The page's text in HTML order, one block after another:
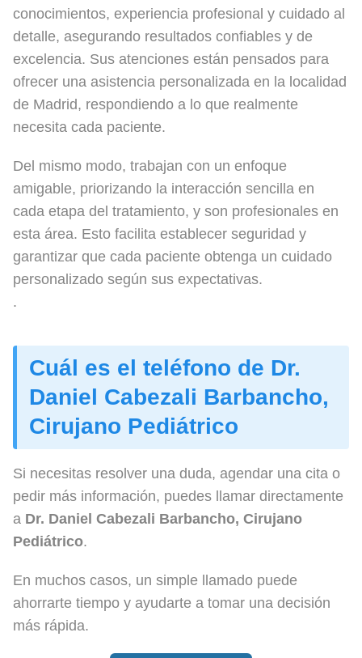
conocimientos, experiencia profesional y cuidado al
detalle, asegurando resultados confiables y de
excelencia. Sus atenciones están pensados para
ofrecer una asistencia personalizada en la localidad
de Madrid, respondiendo a lo que realmente
necesita cada paciente.
Del mismo modo, trabajan con un enfoque
amigable, priorizando la interacción sencilla en
cada etapa del tratamiento, y son profesionales en
esta área. Esto facilita establecer seguridad y
garantizar que cada paciente obtenga un cuidado
personalizado según sus expectativas.
.
Cuál es el teléfono de Dr.
Daniel Cabezali Barbancho,
Cirujano Pediátrico
Si necesitas resolver una duda, agendar una cita o
pedir más información, puedes llamar directamente
a Dr. Daniel Cabezali Barbancho, Cirujano
Pediátrico.
En muchos casos, un simple llamado puede
ahorrarte tiempo y ayudarte a tomar una decisión
más rápida.